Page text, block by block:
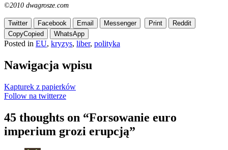
©2010 dwagrosze.com
Twitter Facebook Email Messenger Print
Reddit
CopyCopied WhatsApp
Posted in EU, kryzys, liber, polityka
Nawigacja wpisu
Kapturek z papierków
Follow na twitterze
45 thoughts on “Forsowanie euro
imperium grozi erupcją”